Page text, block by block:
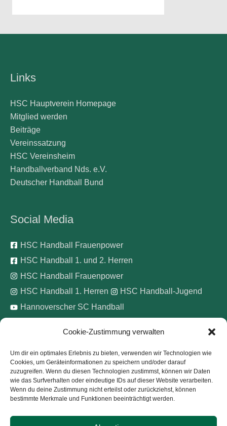
Cookie-Zustimmung verwalten
Um dir ein optimales Erlebnis zu bieten, verwenden wir Technologien wie
Cookies, um Geräteinformationen zu speichern und/oder darauf
zuzugreifen. Wenn du diesen Technologien zustimmst, können wir Daten
wie das Surfverhalten oder eindeutige IDs auf dieser Website verarbeiten.
Wenn du deine Zustimmung nicht erteilst oder zurückziehst, können
bestimmte Merkmale und Funktionen beeinträchtigt werden.
Links
HSC Hauptverein Homepage
Mitglied werden
Beiträge
Vereinssatzung
HSC Vereinsheim
Handballverband Nds. e.V.
Deutscher Handball Bund
Social Media
HSC Handball Frauenpower
HSC Handball 1. und 2. Herren
HSC Handball Frauenpower
HSC Handball 1. Herren
HSC Handball-Jugend
Hannoverscher SC Handball
Pinke Zitronen e.V.